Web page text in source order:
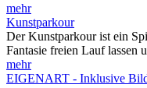
mehr
Kunstparkour
Der Kunstparkour ist ein
Fantasie freien Lauf lassen
mehr
EIGENART - Inklusive